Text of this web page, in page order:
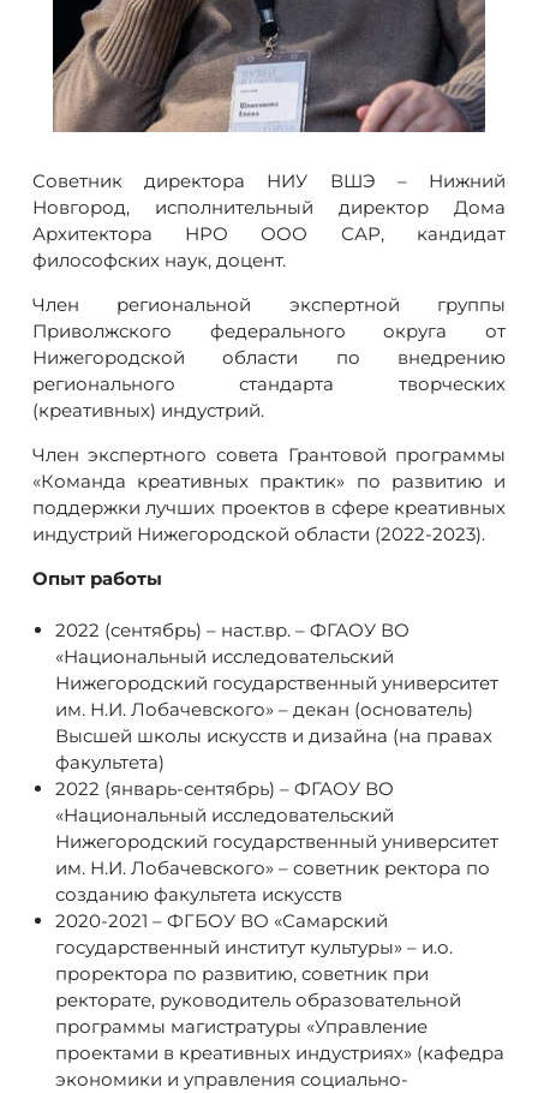
Советник директора НИУ ВШЭ – Нижний
Новгород, исполнительный директор Дома
Архитектора НРО ООО САР, кандидат
философских наук, доцент.
Член региональной экспертной группы
Приволжского федерального округа от
Нижегородской области по внедрению
регионального стандарта творческих
(креативных) индустрий.
Член экспертного совета Грантовой программы
«Команда креативных практик» по развитию и
поддержки лучших проектов в сфере креативных
индустрий Нижегородской области (2022-2023).
Опыт работы
2022 (сентябрь) – наст.вр. – ФГАОУ ВО
«Национальный исследовательский
Нижегородский государственный университет
им. Н.И. Лобачевского» – декан (основатель)
Высшей школы искусств и дизайна (на правах
факультета)
2022 (январь-сентябрь) – ФГАОУ ВО
«Национальный исследовательский
Нижегородский государственный университет
им. Н.И. Лобачевского» – советник ректора по
созданию факультета искусств
2020-2021 – ФГБОУ ВО «Самарский
государственный институт культуры» – и.о.
проректора по развитию, советник при
ректорате, руководитель образовательной
программы магистратуры «Управление
проектами в креативных индустриях» (кафедра
экономики и управления социально-